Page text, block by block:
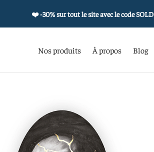
❤️ -30% sur tout le site avec le code
Nos produits À propos Blog